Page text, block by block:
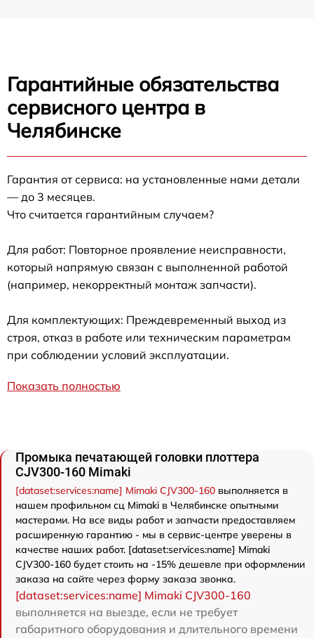
Гарантийные обязательства
сервисного центра в
Челябинске
Гарантия от сервиса: на установленные нами детали
— до 3 месяцев.
Что считается гарантийным случаем?
Для работ: Повторное проявление неисправности,
который напрямую связан с выполненной работой
(например, некорректный монтаж запчасти).
Для комплектующих: Преждевременный выход из
строя, отказ в работе или техническим параметрам
при соблюдении условий эксплуатации.
Показать полностью
Промыка печатающей головки плоттера
CJV300-160 Mimaki
[dataset:services:name] Mimaki CJV300-160 выполняется в
нашем профильном сц Mimaki в Челябинске опытными
мастерами. На все виды работ и запчасти предоставляем
расширенную гарантию - мы в сервис-центре уверены в
качестве наших работ. [dataset:services:name] Mimaki
CJV300-160 будет стоить на -15% дешевле при оформлении
заказа на сайте через форму заказа звонка.
[dataset:services:name] Mimaki CJV300-160
выполняется на выезде, если не требует
габаритного оборудования и длительного времени